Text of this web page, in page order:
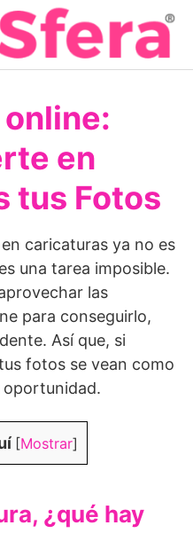
en
tus Fotos
caricaturas ya no es
una tarea imposible.
las
para conseguirlo,
Así que, si
fotos se vean como
oportunidad.
[Mostrar]
¿qué hay